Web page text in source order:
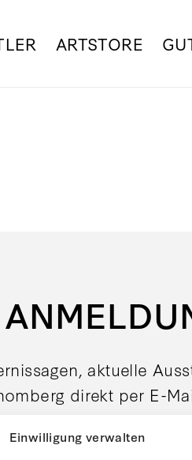
Einwilligung verwalten
ARTSTORE
aktuelle
direkt per E-